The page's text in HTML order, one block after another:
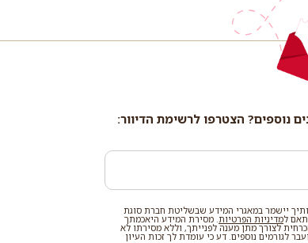
נוספים? הצטרפו לרשימת הדיוור:
יישמר במאגרי המידע שבשליטת חברת סוגת
למדיניות הפרטיות . מסירת המידע היאכמתך
לצורך מתן מענה לפנייתך, וללא מסירתו לא
לגורמים נוספים. דע כי עומדת לך זכות העיון